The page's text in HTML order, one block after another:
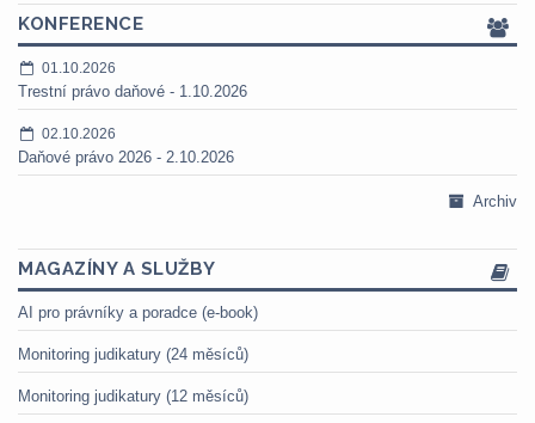
KONFERENCE
01.10.2026
Trestní právo daňové - 1.10.2026
02.10.2026
Daňové právo 2026 - 2.10.2026
Archiv
MAGAZÍNY A SLUŽBY
AI pro právníky a poradce (e-book)
Monitoring judikatury (24 měsíců)
Monitoring judikatury (12 měsíců)